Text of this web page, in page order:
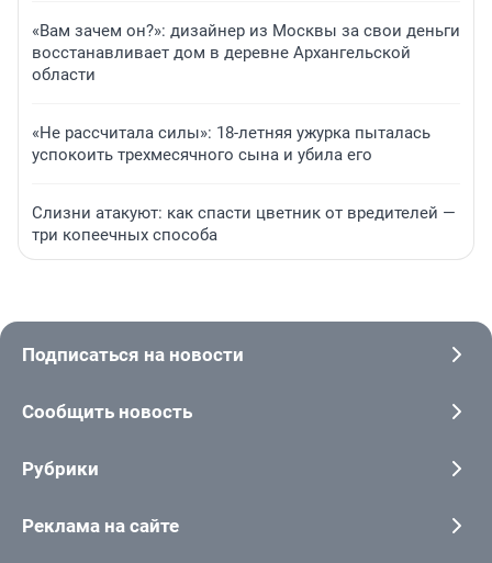
«Вам зачем он?»: дизайнер из Москвы за свои деньги
восстанавливает дом в деревне Архангельской
области
«Не рассчитала силы»: 18-летняя ужурка пыталась
успокоить трехмесячного сына и убила его
Слизни атакуют: как спасти цветник от вредителей —
три копеечных способа
Подписаться на новости
Сообщить новость
Рубрики
Реклама на сайте